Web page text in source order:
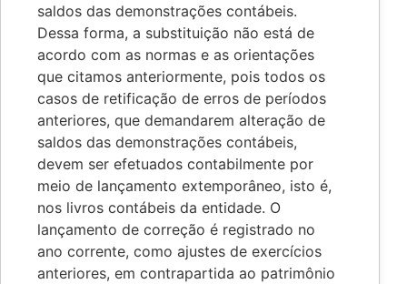
saldos das demonstrações contábeis.
Dessa forma, a substituição não está de
acordo com as normas e as orientações
que citamos anteriormente, pois todos os
casos de retificação de erros de períodos
anteriores, que demandarem alteração de
saldos das demonstrações contábeis,
devem ser efetuados contabilmente por
meio de lançamento extemporâneo, isto é,
nos livros contábeis da entidade. O
lançamento de correção é registrado no
ano corrente, como ajustes de exercícios
anteriores, em contrapartida ao patrimônio